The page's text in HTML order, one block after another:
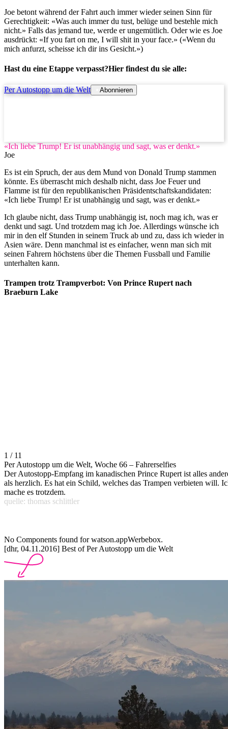
Joe betont während der Fahrt auch immer wieder seinen Sinn für
Gerechtigkeit: «Was auch immer du tust, belüge und bestehle mich
nicht.» Falls das jemand tue, werde er ungemütlich. Oder wie es Joe
ausdrückt: «If you fart on me, I will shit in your face.» («Wenn du
mich anfurzt, scheisse ich dir ins Gesicht.»)
Hast du eine Etappe verpasst?Hier findest du sie alle:
Per Autostopp um die Welt Abonnieren
«Ich liebe Trump! Er ist unabhängig und sagt, was er denkt.»
Joe
Es ist ein Spruch, der aus dem Mund von Donald Trump stammen
könnte. Es überrascht mich deshalb nicht, dass Joe Feuer und
Flamme ist für den republikanischen Präsidentschaftskandidaten:
«Ich liebe Trump! Er ist unabhängig und sagt, was er denkt.»
Ich glaube nicht, dass Trump unabhängig ist, noch mag ich, was er
denkt und sagt. Und trotzdem mag ich Joe. Allerdings wünsche ich
mir in den elf Stunden in seinem Truck ab und zu, dass ich wieder in
Asien wäre. Denn manchmal ist es einfacher, wenn man sich mit
seinen Fahrern höchstens über die Themen Fussball und Familie
unterhalten kann.
Trampen trotz Trampverbot: Von Prince Rupert nach
Braeburn Lake
1 / 11
Per Autostopp um die Welt, Woche 66 – Fahrerselfies
Der Autostopp-Empfang im kanadischen Prince Rupert ist alles
als herzlich. Es hat ein Schild, welches das Trampen verbieten will.
mache es trotzdem.
quelle: thomas schlittler
No Components found for watson.appWerbebox.
[dhr, 04.11.2016] Best of Per Autostopp um die Welt